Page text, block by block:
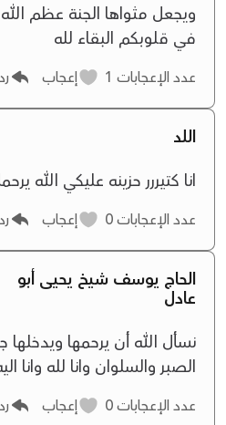
ويجعل مثواها الجنة عظم
في قلوبكم البقاء لله
عدد الإعجابات إعجاب
اللد
انا كتيررر حزينه عليكي الله
عدد الإعجابات إعجاب
الحاج يوسف شيخ يحيى أبو
عادل
نسأل الله أن يرحمها ويدخلها
الصبر والسلوان وانا لله وانا
عدد الإعجابات إعجاب